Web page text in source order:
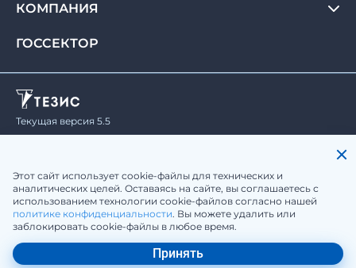
КОМПАНИЯ
ГОССЕКТОР
Текущая версия 5.5
Юридическая информация
sale@tezis-doc.ru
Этот сайт использует cookie-файлы для технических и
аналитических целей. Оставаясь на сайте, вы соглашаетесь с
использованием технологии cookie-файлов согласно нашей
политике конфиденциальности. Вы можете удалить или
заблокировать cookie-файлы в любое время.
Принять